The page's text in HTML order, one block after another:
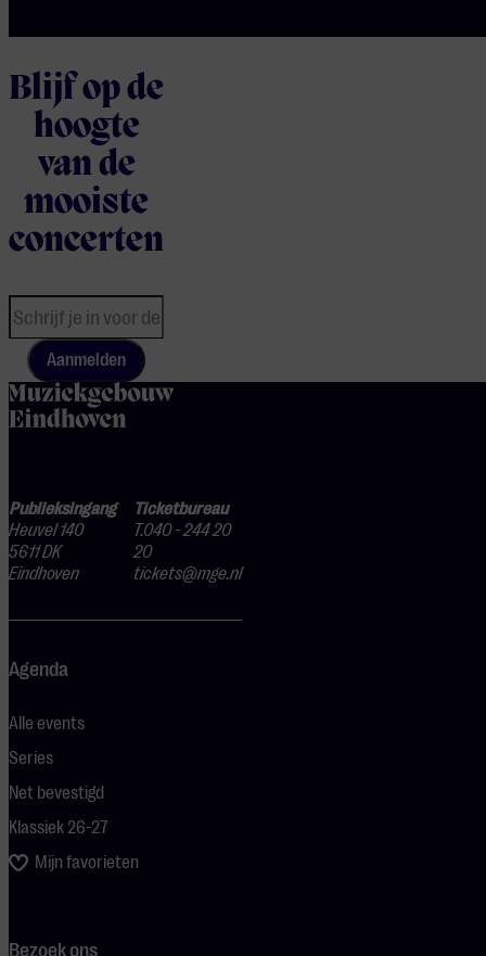
Blijf op de
hoogte
van de
mooiste
concerten
Aanmelden
Publieksingang
Heuvel 140
5611 DK
Eindhoven
Ticketbureau
T.040 - 244 20
20
tickets@mge.nl
Agenda
Alle events
Series
Net bevestigd
Klassiek 26-27
Mijn favorieten
Bezoek ons